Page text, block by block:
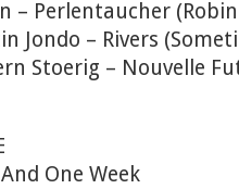
– Perlentaucher
Jondo – Rivers
Stoerig – Nouvelle
One Week